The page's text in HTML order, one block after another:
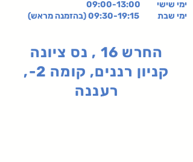
ימי שישי 09:00-13:00
ימי שבת 09:30-19:15 (בהזמנה מראש)
החרש 16 , נס ציונה
קניון רננים, קומה 2-,
רעננה